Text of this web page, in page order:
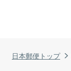
日本郵便トップ